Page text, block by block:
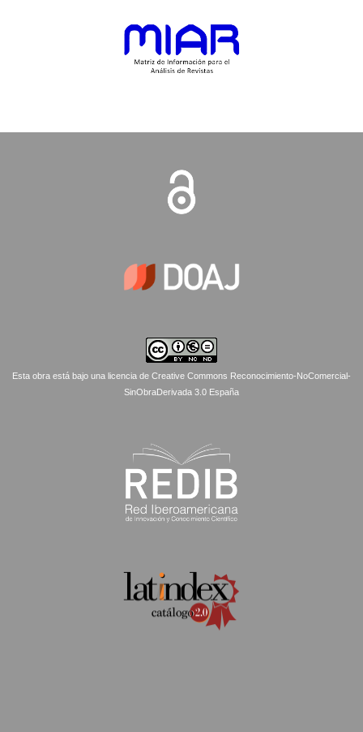
Esta obra está bajo una licencia de Creative Commons Reconocimiento-NoComercial-
SinObraDerivada 3.0 España